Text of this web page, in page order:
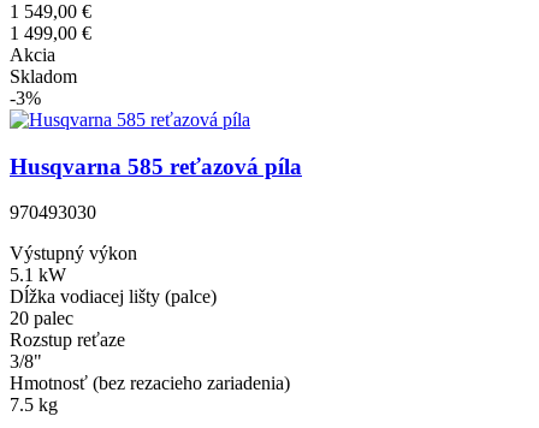
1 549,00 €
1 499,00 €
Akcia
Skladom
-3%
Husqvarna 585 reťazová píla
970493030
Výstupný výkon
5.1 kW
Dĺžka vodiacej lišty (palce)
20 palec
Rozstup reťaze
3/8"
Hmotnosť (bez rezacieho zariadenia)
7.5 kg